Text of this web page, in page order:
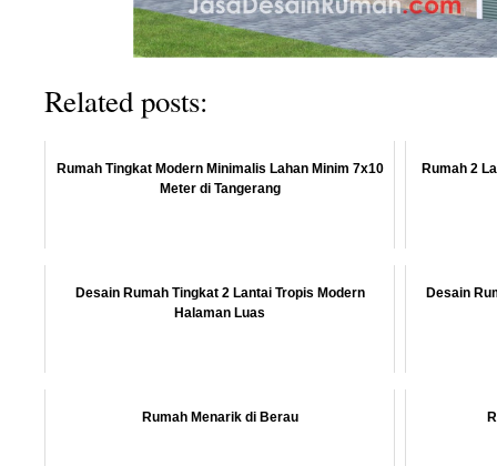
Related posts:
Rumah Tingkat Modern Minimalis Lahan Minim 7x10
Meter di Tangerang
Rumah 2
Desain Rumah Tingkat 2 Lantai Tropis Modern
Halaman Luas
Desain
Rumah Menarik di Berau